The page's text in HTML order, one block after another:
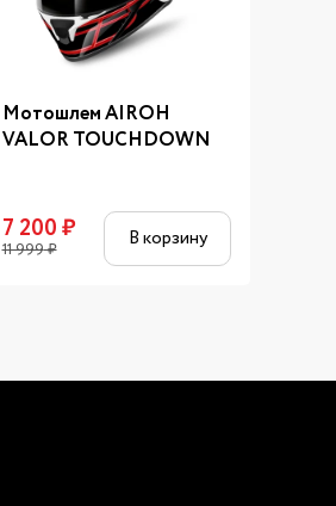
Мотошлем AIROH
VALOR TOUCHDOWN
7 200₽
11 999₽ В корзину